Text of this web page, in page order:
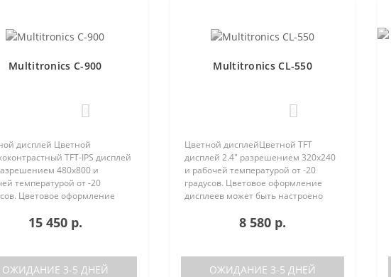
Multitronics C-900
дисплей Цветной
TFT-IPS дисплей
480х800 и
температурой от -20
Цветовое оформление
индивидуально (по
15 450 р.
ОЖИДАНИЕ 3-5 ДНЕЙ
Multitronics CL-550
Цветной дисплейЦветной TFT
дисплей 2.4" разрешением 320х240
и рабочей температурой от -20
градусов. Цветовое оформление
дисплеев может быть настроено
RGB каналам). Четыре
предустановленные цветовые
8 580 р.
ОЖИДАНИЕ 3-5 ДНЕЙ